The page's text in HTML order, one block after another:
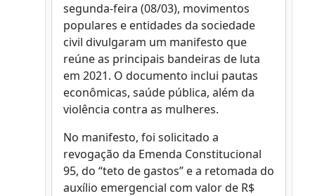
segunda-feira (08/03), movimentos
populares e entidades da sociedade
civil divulgaram um manifesto que
reúne as principais bandeiras de luta
em 2021. O documento inclui pautas
econômicas, saúde pública, além da
violência contra as mulheres.
No manifesto, foi solicitado a
revogação da Emenda Constitucional
95, do “teto de gastos” e a retomada do
auxílio emergencial com valor de R$